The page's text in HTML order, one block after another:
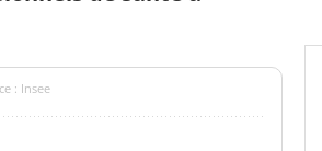
: Insee